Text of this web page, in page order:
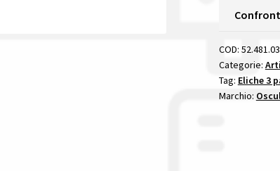
Volvo
Sterndrive
Passo
15
1/4
COD: 52.481.03
Categorie:
Tag: Eliche 3
Marchio: